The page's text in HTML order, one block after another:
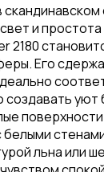
и
2180
Его
уют
белыми
льна или